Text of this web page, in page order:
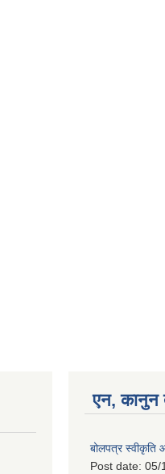
एन, कानुन
बोलपत्र
Post date: 05/